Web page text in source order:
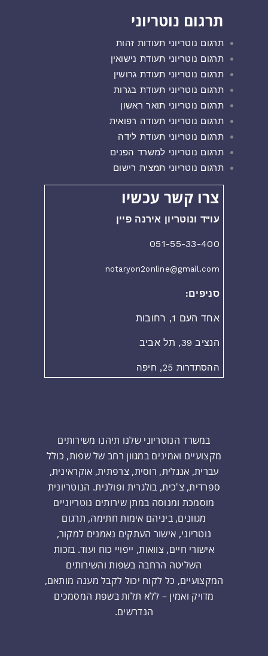
תרגום נוטריוני
תרגום נוטריוני תעודות זהות
תרגום נוטריוני תעודת נישואין
תרגום נוטריוני תעודת גרושין
תרגום נוטריוני תעודת בגרות
תרגום נוטריוני תואר ראשון
תרגום נוטריוני תעודה רפואית
תרגום נוטריוני תעודת לידה
תרגום נוטריוני למשרד הפנים
תרגום נוטריוני תמצית רישום
צרו קשר עכשיו
עו"ד ונוטריון אירנה פיין
051-55-33-400
notaryon2online@gmail.com
סניפים:
אחד העם 1, רחובות
הנציב 39, תל אביב
ההסתדרות 25, חיפה
במשרד הנוטריוני שלנו תיהנו משירותים
מקצועיים ואמינים במגוון רחב של שפות, כולל
עברית, אנגלית, רוסית, צרפתית, אוקראינית,
ספרדית, צ'כית, בולגרית ופולנית. הנוטריונית
מוסמכת ומנוסה במתן שירותים נוטריוניים
מגוונים, ביניהם אימות חתימה, תרגום
נוטריוני, אישור העתקים נאמנים למקור,
אישורי חיים, צוואות, ייפויי כוח ועוד. בזכות
השליטה הרחבה בשפות והשירותים
המקצועיים, כל לקוח יכול לקבל מענה מותאם,
מדויק ואמין – ללא תלות בשפת המסמכים
הנדרשים.